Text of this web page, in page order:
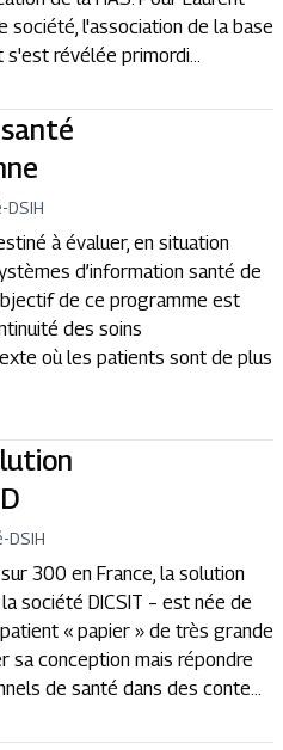
l'association de la base
s'est révélée primordi...
-DSIH
à évaluer, en situation
d’information santé de
de ce programme est
des soins
où les patients sont de plus
-DSIH
300 en France, la solution
société DICSIT – est née de
« papier » de très grande
sa conception mais répondre
de santé dans des conte...